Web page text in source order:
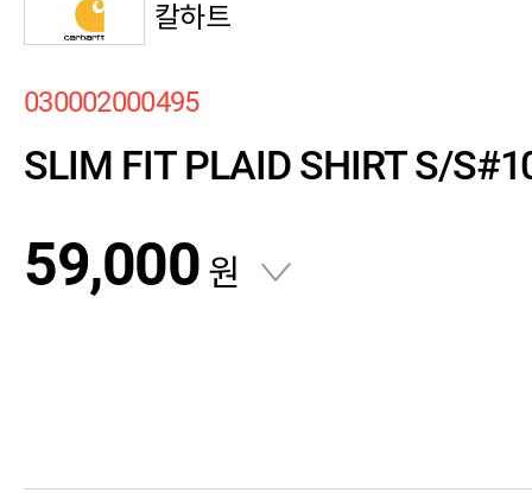
칼하트
030002000495
SLIM FIT PLAID SHIRT S/
59,000 원